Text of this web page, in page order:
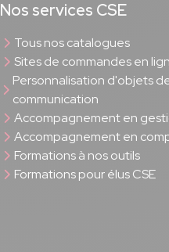
Nos services CSE
Tous nos catalogues
Sites de commandes en
Personnalisation d'objets
communication
Accompagnement en
Accompagnement en
Formations à nos outils
Formations pour élus CSE